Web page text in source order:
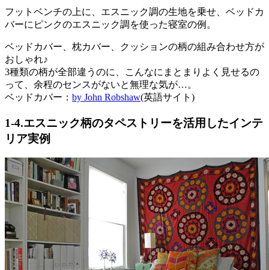
フットベンチの上に、エスニック調の生地を乗せ、ベッドカ
バーにピンクのエスニック調を使った寝室の例。
ベッドカバー、枕カバー、クッションの柄の組み合わせ方が
おしゃれ♪
3種類の柄が全部違うのに、こんなにまとまりよく見せるの
って、余程のセンスがないと無理な気が…。
ベッドカバー： by John Robshaw(英語サイト)
1-4.エスニック柄のタペストリーを活用したインテ
リア実例